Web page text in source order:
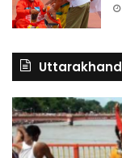
Uttarakhand